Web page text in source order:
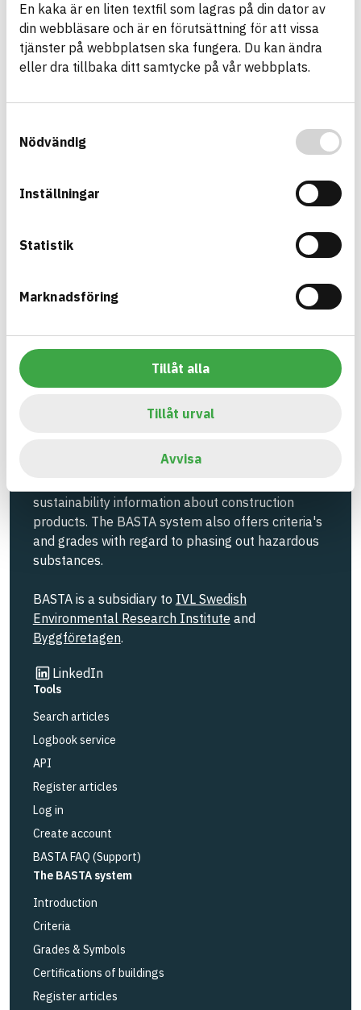
En kaka är en liten textfil som lagras på din dator av
din webbläsare och är en förutsättning för att vissa
tjänster på webbplatsen ska fungera. Du kan ändra
eller dra tillbaka ditt samtycke på vår webbplats.
Nödvändig
Inställningar
Statistik
Marknadsföring
Tillåt alla
Tillåt urval
Avvisa
Premium PU Sealant LM
sealant
EPU0058, EPU0064
01703 Fogmassa
Wolf Group OÜ
Information available
RENEWABILITY Information ej lämnad
EMISSIONS AND TESTS Information ej lämnad
Build with BASTA - conscious
The BASTA system is alone on the market in
sustainability information about construction
products. The BASTA system also offers criteria's
and grades with regard to phasing out hazardous
substances.
BASTA is a subsidiary to IVL Swedish
Environmental Research Institute and
Byggföretagen.
LinkedIn
Link to other website
Tools
Search articles
Logbook service
API
Register articles
Log in
Create account
BASTA FAQ (Support)
The BASTA system
Introduction
Criteria
Grades & Symbols
Certifications of buildings
Register articles